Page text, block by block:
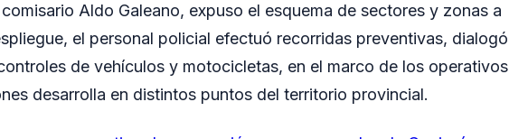
Aldo Galeano, expuso el esquema de sectores y zonas a
el personal policial efectuó recorridas preventivas, dialogó
de vehículos y motocicletas, en el marco de los operativos
desarrolla en distintos puntos del territorio provincial.